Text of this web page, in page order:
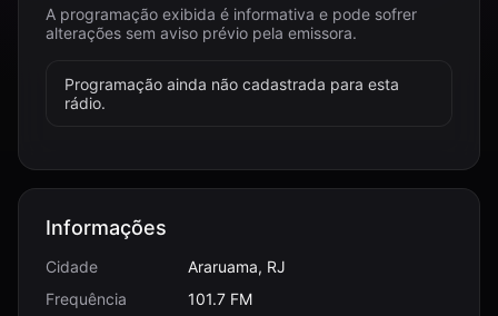
A programação exibida é informativa e pode sofrer
alterações sem aviso prévio pela emissora.
Programação ainda não cadastrada para esta
rádio.
Informações
Cidade
Araruama, RJ
Frequência
101.7 FM